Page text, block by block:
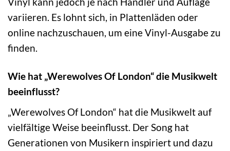
variieren. Es lohnt sich, in Plattenläden oder
online nachzuschauen, um eine Vinyl-Ausgabe zu
finden.
Wie hat „Werewolves Of London“ die Musikwelt
beeinflusst?
„Werewolves Of London“ hat die Musikwelt auf
vielfältige Weise beeinflusst. Der Song hat
Generationen von Musikern inspiriert und dazu